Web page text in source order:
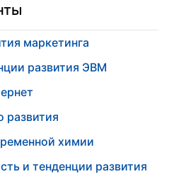
маркетинга
развития ЭВМ
развития
химии
и тенденции развития